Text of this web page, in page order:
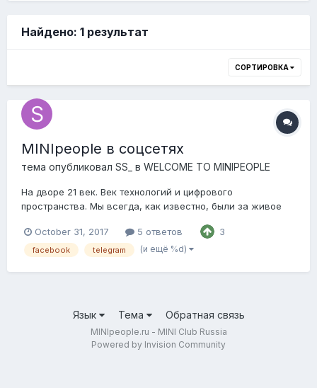
Найдено: 1 результат
СОРТИРОВКА
MINIpeople в соцсетях
тема опубликовал SS_ в WELCOME TO MINIPEOPLE
На дворе 21 век. Век технологий и цифрового
пространства. Мы всегда, как известно, были за живое
как донести информацию о наших встречах, клубных
завтраках и бранчах, организованных поездках и
October 31, 2017 5 ответов 3
facebook telegram (и ещё %d)
Язык Тема Обратная связь
MINIpeople.ru - MINI Club Russia
Powered by Invision Community